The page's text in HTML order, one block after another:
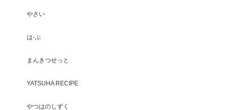
やさい
は-ぶ
まんきつせっと
YATSUHA RECIPE
やつはのしずく